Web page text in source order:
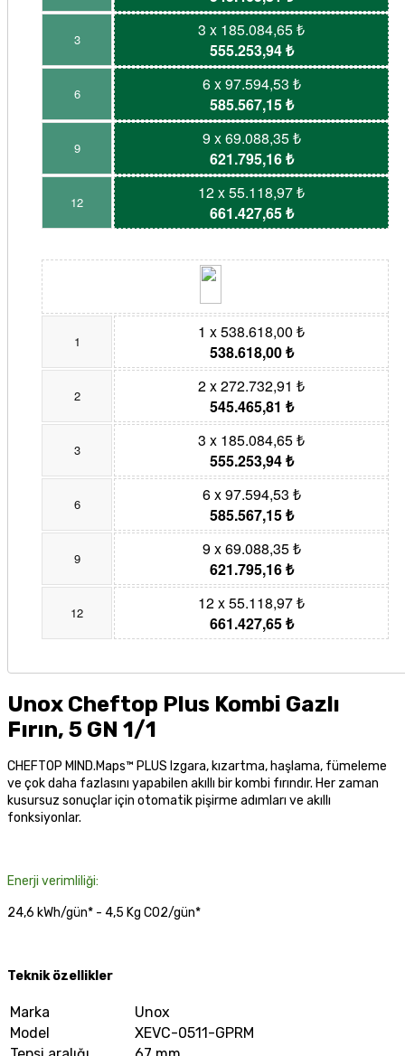
3
3 x 185.084,65 ₺
555.253,94 ₺
6
6 x 97.594,53 ₺
585.567,15 ₺
9
9 x 69.088,35 ₺
621.795,16 ₺
12
12 x 55.118,97 ₺
661.427,65 ₺
1
1 x 538.618,00 ₺
538.618,00 ₺
2
2 x 272.732,91 ₺
545.465,81 ₺
3
3 x 185.084,65 ₺
555.253,94 ₺
6
6 x 97.594,53 ₺
585.567,15 ₺
9
9 x 69.088,35 ₺
621.795,16 ₺
12
12 x 55.118,97 ₺
661.427,65 ₺
Unox Cheftop Plus Kombi Gazlı
Fırın, 5 GN 1/1
CHEFTOP MIND.Maps™ PLUS Izgara, kızartma, haşlama, fümeleme
ve çok daha fazlasını yapabilen akıllı bir kombi fırındır. Her zaman
kusursuz sonuçlar için otomatik pişirme adımları ve akıllı
fonksiyonlar.
Enerji verimliliği:
24,6 kWh/gün* - 4,5 Kg CO2/gün*
Teknik özellikler
Marka
Unox
Model
XEVC-0511-GPRM